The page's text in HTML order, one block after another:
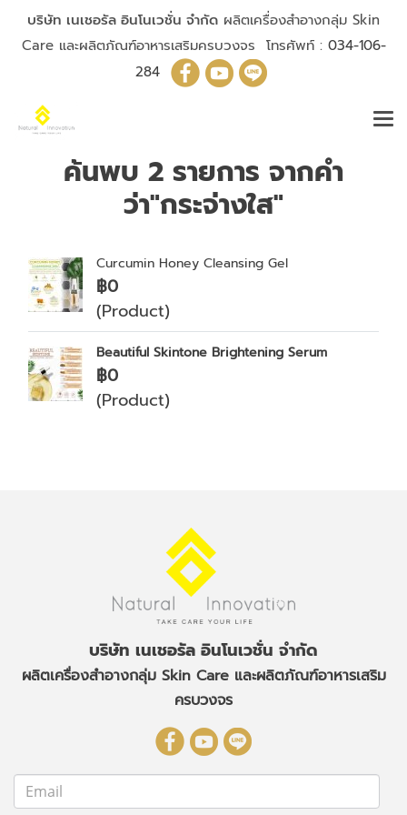
บริษัท เนเชอรัล อินโนเวชั่น จำกัด ผลิตเครื่องสำอางกลุ่ม Skin
Care และผลิตภัณฑ์อาหารเสริมครบวงจร โทรศัพท์ : 034-106-
284
ค้นพบ 2 รายการ จากคำ
ว่า"กระจ่างใส"
Curcumin Honey Cleansing Gel
฿0
(Product)
Beautiful Skintone Brightening Serum
฿0
(Product)
บริษัท เนเชอรัล อินโนเวชั่น จำกัด
ผลิตเครื่องสำอางกลุ่ม Skin Care และผลิตภัณฑ์อาหารเสริม
ครบวงจร